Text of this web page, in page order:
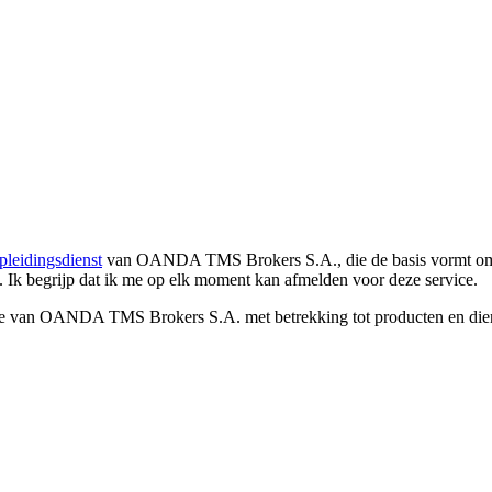
van OANDA TMS Brokers S.A., die de basis vormt
Ik begrijp dat ik me op elk moment kan afmelden voor deze service.
OANDA TMS Brokers S.A. met betrekking tot producten en